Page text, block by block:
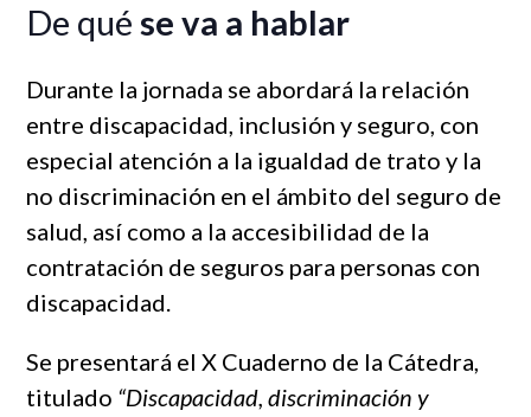
De quése va a hablar
Durante la jornada se abordará la relación
entre discapacidad, inclusión y seguro, con
especial atención a la igualdad de trato y la
no discriminación en el ámbito del seguro de
salud, así como a la accesibilidad de la
contratación de seguros para personas con
discapacidad.
Se presentará el X Cuaderno de la Cátedra,
titulado “Discapacidad, discriminación y